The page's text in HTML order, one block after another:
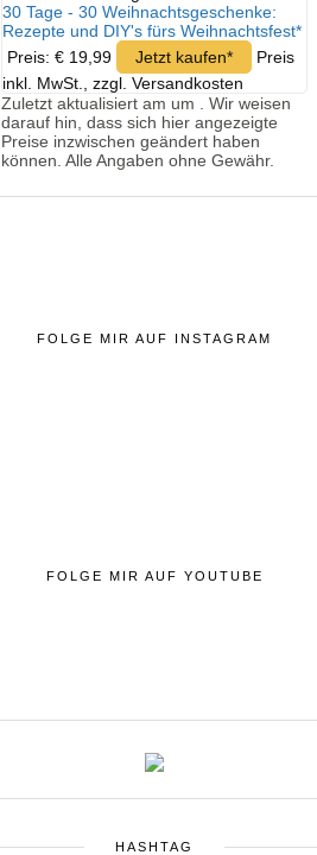
30 Tage - 30 Weihnachtsgeschenke:
Rezepte und DIY's fürs Weihnachtsfest*
Preis: € 19,99
Jetzt kaufen*
Preis
inkl. MwSt., zzgl. Versandkosten
Zuletzt aktualisiert am um . Wir weisen
darauf hin, dass sich hier angezeigte
Preise inzwischen geändert haben
können. Alle Angaben ohne Gewähr.
FOLGE MIR AUF INSTAGRAM
FOLGE MIR AUF YOUTUBE
HASHTAG